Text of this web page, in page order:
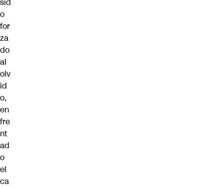
sid
o
for
za
do
al
olv
id
o,
en
fre
nt
ad
o
el
ca